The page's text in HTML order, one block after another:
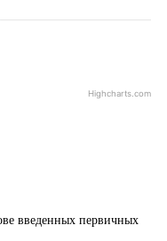
Highcharts.com
введенных первичных